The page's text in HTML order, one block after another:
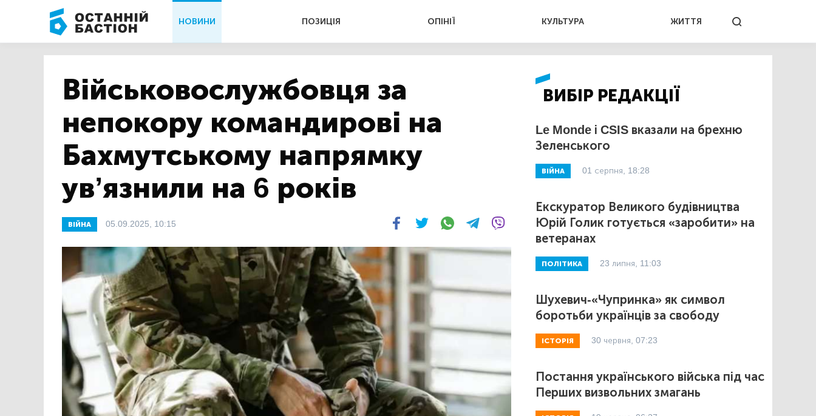
НОВИНИ ПОЗИЦІЯ ОПІНІЇ КУЛЬТУРА ЖИТТЯ
Військовослужбовця за
непокору командирові на
Бахмутському напрямку
ув’язнили на 6 років
ВІЙНА 05.09.2025, 10:15
ВИБІР РЕДАКЦІЇ
Le Monde і CSIS вказали на брехню
Зеленського
ВІЙНА 01 серпня, 18:28
Екскуратор Великого будівництва
Юрій Голик готується «заробити» на
ветеранах
ПОЛІТИКА 23 липня, 11:03
Шухевич-«Чупринка» як символ
боротьби українців за свободу
ІСТОРІЯ 30 червня, 07:23
Постання українського війська під час
Перших визвольних змагань